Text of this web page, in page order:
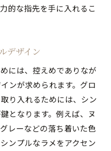
的な指先を手に入れるこ
デザイン
には、控えめでありなが
ンが求められます。グロ
り入れるためには、シン
となります。例えば、ヌ
レーなどの落ち着いた色
ンプルなラメをアクセン